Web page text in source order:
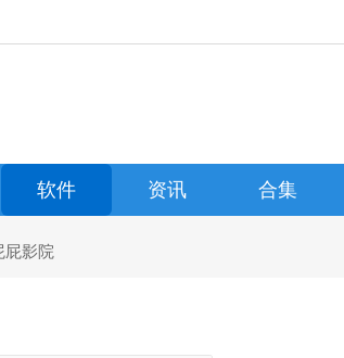
软件 资讯 合集
屁影院